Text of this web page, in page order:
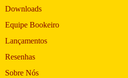
Downloads
Equipe Bookeiro
Lançamentos
Resenhas
Sobre Nós